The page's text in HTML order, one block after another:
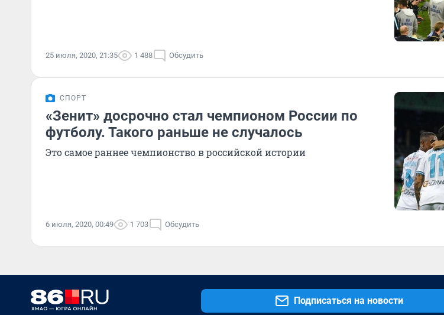
25 июля, 2020, 21:35 1 488 Обсудить
СПОРТ
«Зенит» досрочно стал чемпионом России по
футболу. Такого раньше не случалось
Это самое раннее чемпионство в российской истории
6 июля, 2020, 00:49 1 703 Обсудить
Подписаться на новости